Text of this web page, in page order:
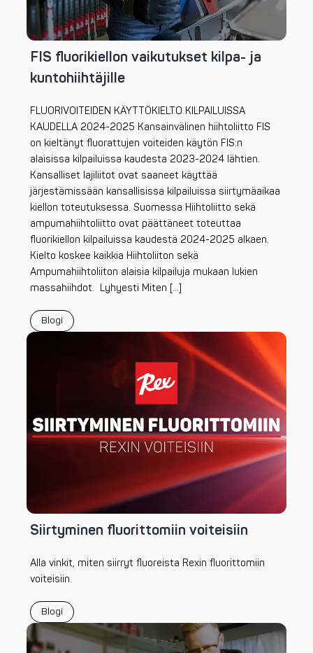
FIS fluorikiellon vaikutukset kilpa- ja
kuntohiihtäjille
FLUORIVOITEIDEN KÄYTTÖKIELTO KILPAILUISSA
KAUDELLA 2024-2025 Kansainvälinen hiihtoliitto FIS
on kieltänyt fluorattujen voiteiden käytön FIS:n
alaisissa kilpailuissa kaudesta 2023-2024 lähtien.
Kansalliset lajiliitot ovat saaneet käyttää
järjestämissään kansallisissa kilpailuissa siirtymäaikaa
kiellon toteutuksessa. Suomessa Hiihtoliitto sekä
ampumahiihtoliitto ovat päättäneet toteuttaa
fluorikiellon kilpailuissa kaudestä 2024-2025 alkaen.
Kielto koskee kaikkia Hiihtoliiton sekä
Ampumahiihtoliiton alaisia kilpailuja mukaan lukien
massahiihdot. Lyhyesti Miten […]
Blogi
Siirtyminen fluorittomiin voiteisiin
Alla vinkit, miten siirryt fluoreista Rexin fluorittomiin
voiteisiin.
Blogi